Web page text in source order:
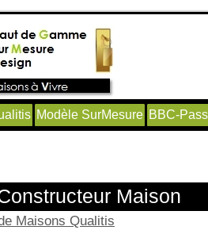
Modèle SurMesure BBC-
Maison
Maisons Qualitis